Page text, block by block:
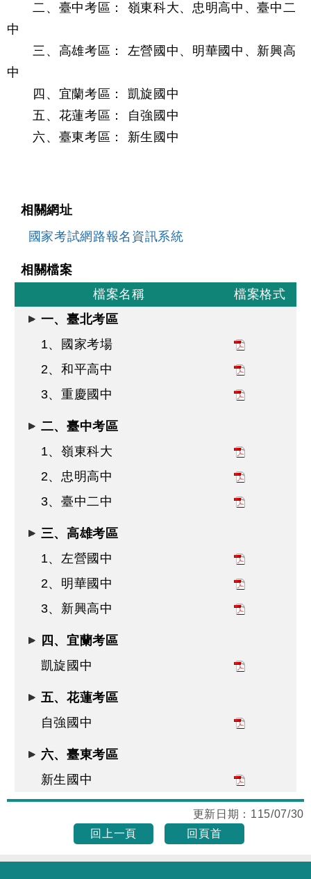
二、臺中考區： 嶺東科大、忠明高中、臺中二
中
三、高雄考區： 左營國中、明華國中、新興高
中
四、宜蘭考區： 凱旋國中
五、花蓮考區： 自強國中
六、臺東考區： 新生國中
相關網址
國家考試網路報名資訊系統
相關檔案
檔案名稱
檔案格式
一、臺北考區
1、國家考場
2、和平高中
3、重慶國中
二、臺中考區
1、嶺東科大
2、忠明高中
3、臺中二中
三、高雄考區
1、左營國中
2、明華國中
3、新興高中
四、宜蘭考區
凱旋國中
五、花蓮考區
自強國中
六、臺東考區
新生國中
更新日期： 115/07/30
回上一頁
回頁首